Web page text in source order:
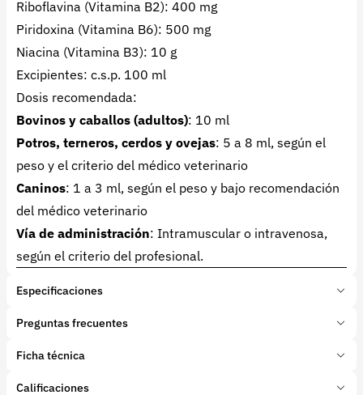
Riboflavina (Vitamina B2): 400 mg
Piridoxina (Vitamina B6): 500 mg
Niacina (Vitamina B3): 10 g
Excipientes: c.s.p. 100 ml
Dosis recomendada:
Bovinos y caballos (adultos): 10 ml
Potros, terneros, cerdos y ovejas: 5 a 8 ml, según el
peso y el criterio del médico veterinario
Caninos: 1 a 3 ml, según el peso y bajo recomendación
del médico veterinario
Vía de administración: Intramuscular o intravenosa,
según el criterio del profesional.
Especificaciones
Marca: Vicar
Tipo de producto:
Preguntas frecuentes
¿Qué es Cacodil B12?
Cacodil B12 Reconstituyente Veterinario
Ficha técnica
Calificaciones